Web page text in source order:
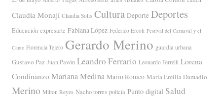
Claudia Monají Claudia Solis Cultura Deporte Deportes
Educación expresarte Fabiana López Federico Ercoli Festival del Carnaval y el
Canto Florencia Tejero Gerardo Merino guardia urbana
Gustavo Paz Juan Pavón Leandro Ferrario Leonardo Ferrelli Lorena
Condinanzo Mariana Medina Mario Romeo María Emilia Damadio
Merino Milton Reyes Nacho torres policía Punto digital Salud